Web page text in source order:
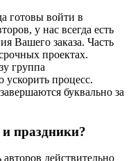
готовы войти в
у нас всегда есть
Вашего заказа. Часть
проектах.
группа
процесс.
буквально за
праздники?
действительно